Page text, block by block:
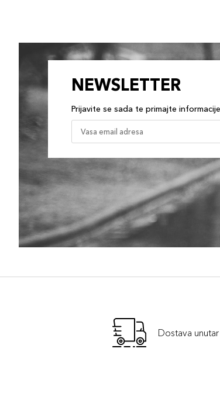
NEWSLETTER
Prijavite se sada te primajte
Dostava